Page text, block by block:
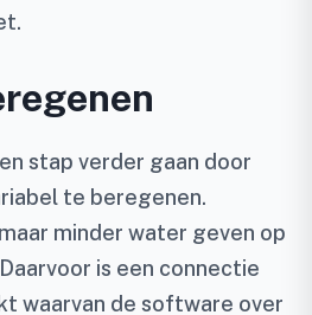
stap verder gaan door
te beregenen.
minder water geven op
is een connectie
waarvan de software over